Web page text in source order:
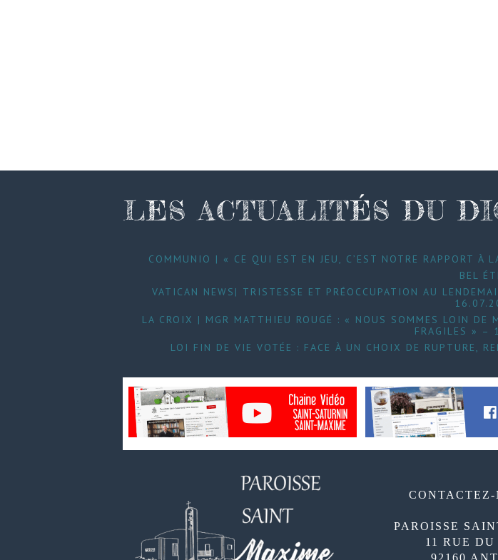
LES ACTUALITÉS DU
COMMUNIO | « CE QUI EST EN JEU, C’EST NOTRE RAPPORT
BEL
VATICAN NEWS| TRISTESSE ET PRÉOCCUPATION AU
LA CROIX | MGR MATTHIEU ROUGÉ : « NOUS SOMMES LOIN DE
FRAGILES » –
LOI FIN DE VIE VOTÉE : FACE À UN CHOIX DE RUPTURE,
CONTACTEZ-
PAROISSE
11 RUE DU
92160